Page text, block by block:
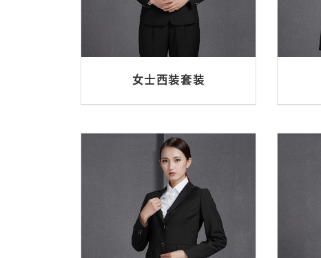
女士西装套装